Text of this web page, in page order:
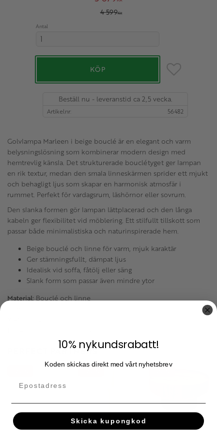
Ordinarie pris:
4 599KR
Antal
KÖP Lägg till i
Beställ nu - leveranstid ca 2,5 vecka.
Artikelnr 56482
Golvlampa Marleen i beige bouclé är en elegant och varm
belysningslösning som kombinerar modern design med
hemtrevlig känsla. Det strukturerade bouclétyget ger lampan
en rik textur, medan den smala linneskärmen sprider ett mjukt
och behagligt ljus som skapar en harmonisk atmosfär i
rummet. Perfekt för vardagsrum, läshörnor eller sovrum.
Den slanka formen gör lampan lättplacerad och den långa
kabeln ger flexibilitet vid möblering. Ett stilfullt tillskott som
passar både minimalistiska och naturinspirerade hem.
Beige bouclé och linne för varm, mjuk karaktär
Ger stämningsfullt, dämpat ljus
Idealisk vid soffa, fåtölj eller säng
Slank form som passar även mindre ytor
Material: Bouclé och linne
PERFECT PARTNERS
Bordslampa Golvlampa Soffbord Tessa
10% nykundsrabatt!
Koden skickas direkt med vårt nyhetsbrev
Skicka kupongkod